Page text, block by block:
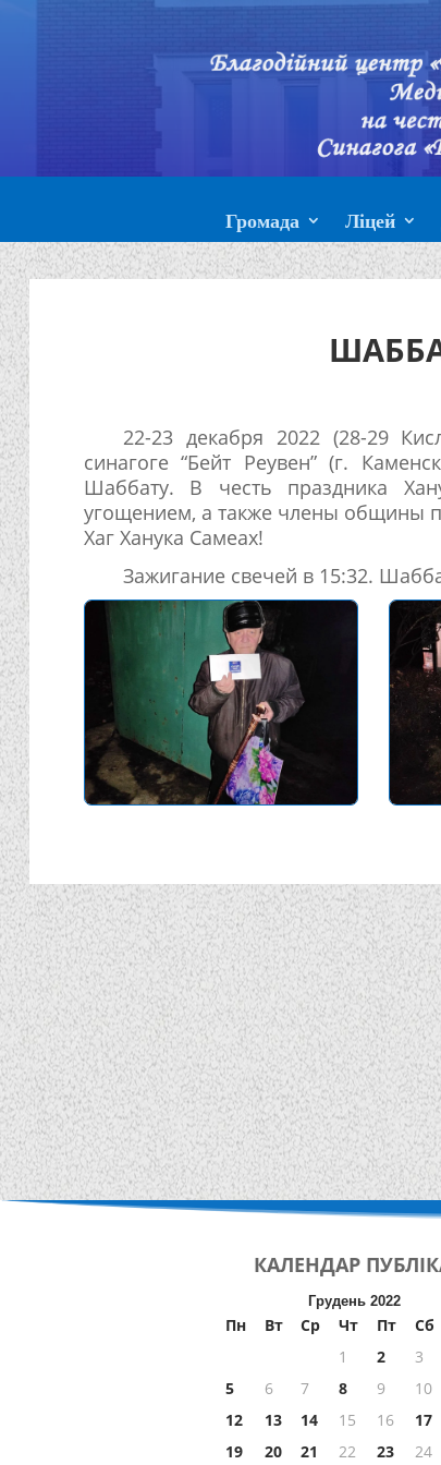
Громада Ліцей
22-23 декабря 2022 (28-29
синагоге “Бейт Реувен” (г.
Шаббату. В честь праздника
угощением, а также члены общины
Хаг Ханука Самеах!
Зажигание свечей в 15:32.
КАЛЕНДАР
Грудень 2022
Пн Вт Ср Чт Пт Сб
1
2 3
5
6 7 8 9 10
12
13 14 15 16 17
19
20 21 22 23 24